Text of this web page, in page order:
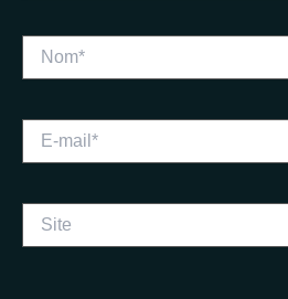
mail*